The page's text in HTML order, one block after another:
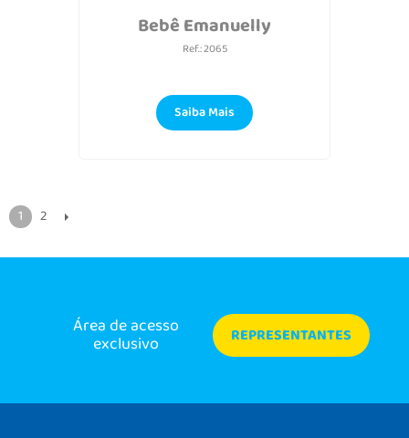
Bebê Emanuelly
Ref.: 2065
Saiba Mais
1 2
Área de acesso
exclusivo REPRESENTANTES